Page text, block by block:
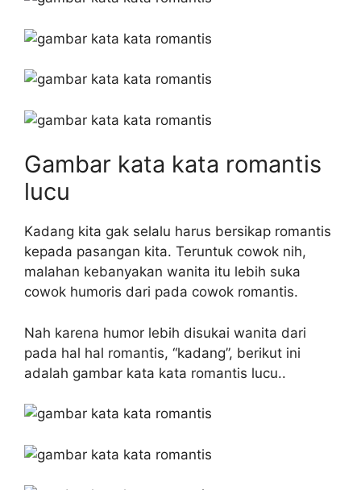
Gambar kata kata romantis
lucu
Kadang kita gak selalu harus bersikap romantis
kepada pasangan kita. Teruntuk cowok nih,
malahan kebanyakan wanita itu lebih suka
cowok humoris dari pada cowok romantis.
Nah karena humor lebih disukai wanita dari
pada hal hal romantis, “kadang”, berikut ini
adalah gambar kata kata romantis lucu..